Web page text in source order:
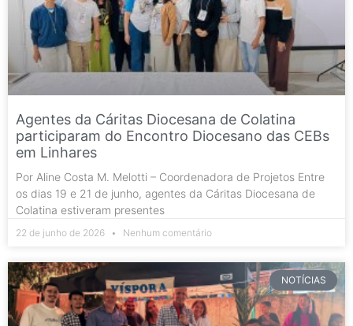
Agentes da Cáritas Diocesana de Colatina
participaram do Encontro Diocesano das CEBs
em Linhares
Por Aline Costa M. Melotti – Coordenadora de Projetos Entre
os dias 19 e 21 de junho, agentes da Cáritas Diocesana de
Colatina estiveram presentes
22 de junho de 2026 Nenhum comentário
NOTÍCIAS